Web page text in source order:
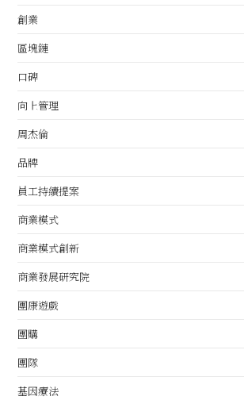
創業
區塊鏈
口碑
向上管理
周杰倫
品牌
員工持續提案
商業模式
商業模式創新
商業發展研究院
團康遊戲
團購
團隊
基因療法